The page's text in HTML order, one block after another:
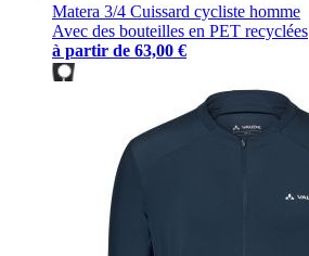
Matera 3/4 Cuissard cycliste homme
Avec des bouteilles en PET recyclées
à partir de 63,00 €